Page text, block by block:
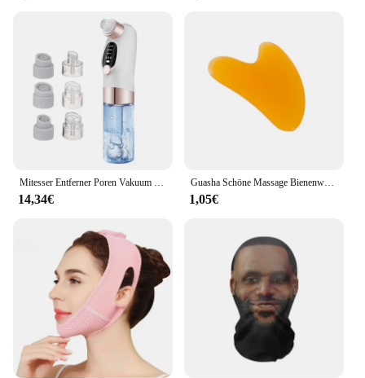
Mitesser Entferner Poren Vakuum Gesichtsreiniger Elektrische Pickel Akne Mitesser Entfernung USB Aufladbare Wasser Zyklus Black Dot Entfernen
14,34€
Guasha Schöne Massage Bienenwachs Schaben Massage Schaber Gesicht Massagegerät Akupunktur Gua Sha Auge Gesicht Bord SPA Massage Werkzeug
1,05€